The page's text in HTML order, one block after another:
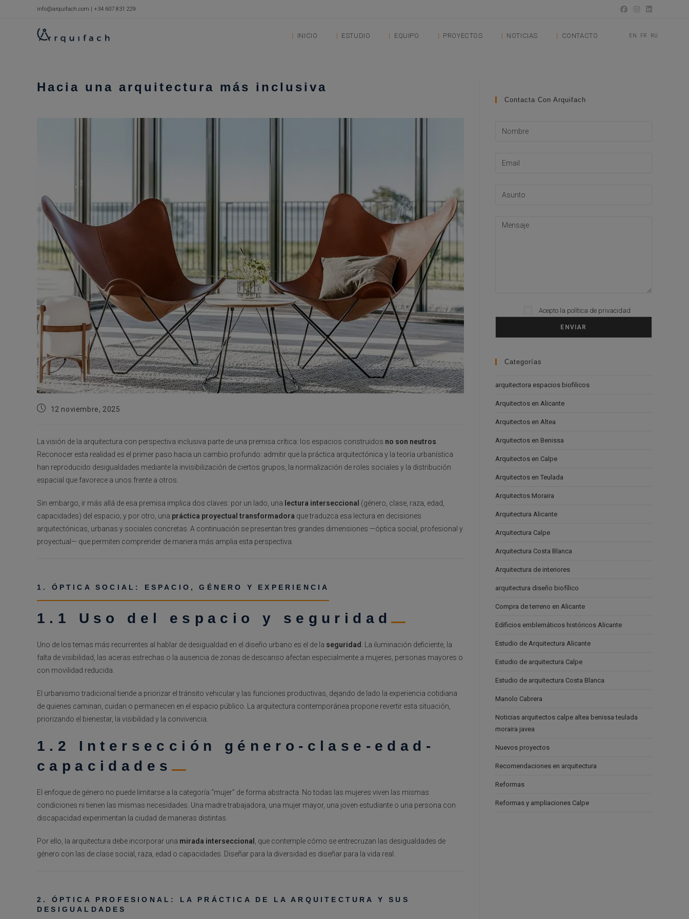
info@arquifach.com | +34 607 831 229
INICIO ESTUDIO EQUIPO PROYECTOS NOTICIAS CONTACTO EN FR RU
Hacia una arquitectura más inclusiva
Publicación
entrada:
12 noviembre, 2025
La visión de la arquitectura con perspectiva inclusiva parte de una premisa crítica: los espacios construidos no son neutros.
Reconocer esta realidad es el primer paso hacia un cambio profundo: admitir que la práctica arquitectónica y la teoría urbanística
han reproducido desigualdades mediante la invisibilización de ciertos grupos, la normalización de roles sociales y la distribución
espacial que favorece a unos frente a otros.
Sin embargo, ir más allá de esa premisa implica dos claves: por un lado, una lectura interseccional (género, clase, raza, edad,
capacidades) del espacio; y por otro, una práctica proyectual transformadora que traduzca esa lectura en decisiones
arquitectónicas, urbanas y sociales concretas. A continuación se presentan tres grandes dimensiones —óptica social, profesional y
proyectual— que permiten comprender de manera más amplia esta perspectiva.
1. ÓPTICA SOCIAL: ESPACIO, GÉNERO Y EXPERIENCIA
1.1 Uso del espacio y seguridad
Uno de los temas más recurrentes al hablar de desigualdad en el diseño urbano es el de la seguridad
. La iluminación deficiente, la
falta de visibilidad, las aceras estrechas o la ausencia de zonas de descanso afectan especialmente a mujeres, personas mayores o
con movilidad reducida.
El urbanismo tradicional tiende a priorizar el tránsito vehicular y las funciones productivas, dejando de lado la experiencia cotidiana
de quienes caminan, cuidan o permanecen en el espacio público. La arquitectura contemporánea propone revertir esta situación,
priorizando el bienestar, la visibilidad y la convivencia.
1.2 Intersección género-clase-edad-
capacidades
El enfoque de género no puede limitarse a la categoría “mujer” de forma abstracta. No todas las mujeres viven las mismas
condiciones ni tienen las mismas necesidades. Una madre trabajadora, una mujer mayor, una joven estudiante o una persona con
discapacidad experimentan la ciudad de maneras distintas.
Por ello, la arquitectura debe incorporar una mirada interseccional
, que contemple cómo se entrecruzan las desigualdades de
género con las de clase social, raza, edad o capacidades. Diseñar para la diversidad es diseñar para la vida real.
2. ÓPTICA PROFESIONAL: LA PRÁCTICA DE LA ARQUITECTURA Y SUS
DESIGUALDADES
Contacta Con Arquifach
Please leave this field empty.
Acepto la política de privacidad
Categorías
arquitectora espacios biofilicos
Arquitectos en Alicante
Arquitectos en Altea
Arquitectos en Benissa
Arquitectos en Calpe
Arquitectos en Teulada
Arquitectos Moraira
Arquitectura Alicante
Arquitectura Calpe
Arquitectura Costa Blanca
Arquitectura de interiores
arquitectura diseño biofílico
Compra de terreno en Alicante
Edificios emblemáticos históricos Alicante
Estudio de Arquitectura Alicante
Estudio de arquitectura Calpe
Estudio de arquitectura Costa Blanca
Manolo Cabrera
Noticias arquitectos calpe altea benissa teulada
moraira javea
Nuevos proyectos
Recomendaciones en arquitectura
Reformas
Reformas y ampliaciones Calpe